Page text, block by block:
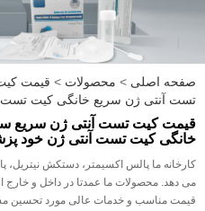
صفحه اصلی > محصولات > قیمت
تست آنتی ژن سریع خانگی کیت
قیمت کیت تست آنتی ژن سریع
خانگی کیت تست آنتی ژن خود
کارخانه ما پالس اکسیمتر، دستکش نیتریل،
می دهد. محصولات ما عمدتا در داخل و خارج
قیمت مناسب و خدمات عالی مورد تحسین